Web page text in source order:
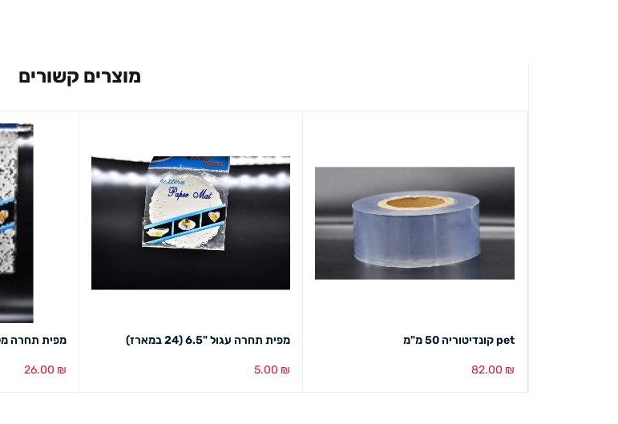
מוצרים קשורים
pet קונדיטוריה 50 מ"מ
82.00 ₪
מפית תחרה עגול "6.5 (24 במארז)
5.00 ₪
מפית תחרה מלבן "10/14"
26.00 ₪